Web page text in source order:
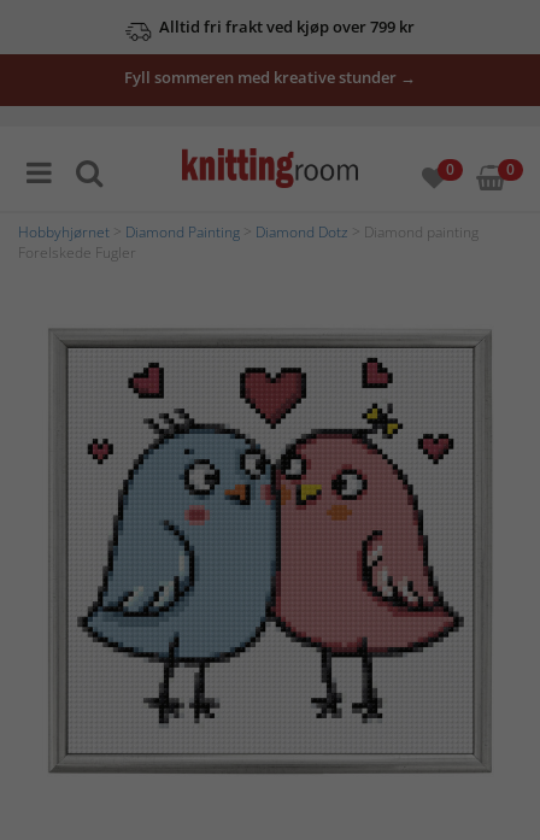
Alltid fri frakt ved kjøp over 799 kr
Fyll sommeren med kreative stunder →
0 0
Hobbyhjørnet Diamond Painting Diamond Dotz > Diamond painting
Forelskede Fugler